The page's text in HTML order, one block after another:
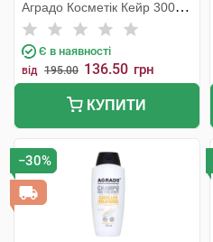
Аградо Косметік Кейр 3000
С.Л.У.
Є в наявності
від 195.00 136.50 грн
КУПИТИ
−30%